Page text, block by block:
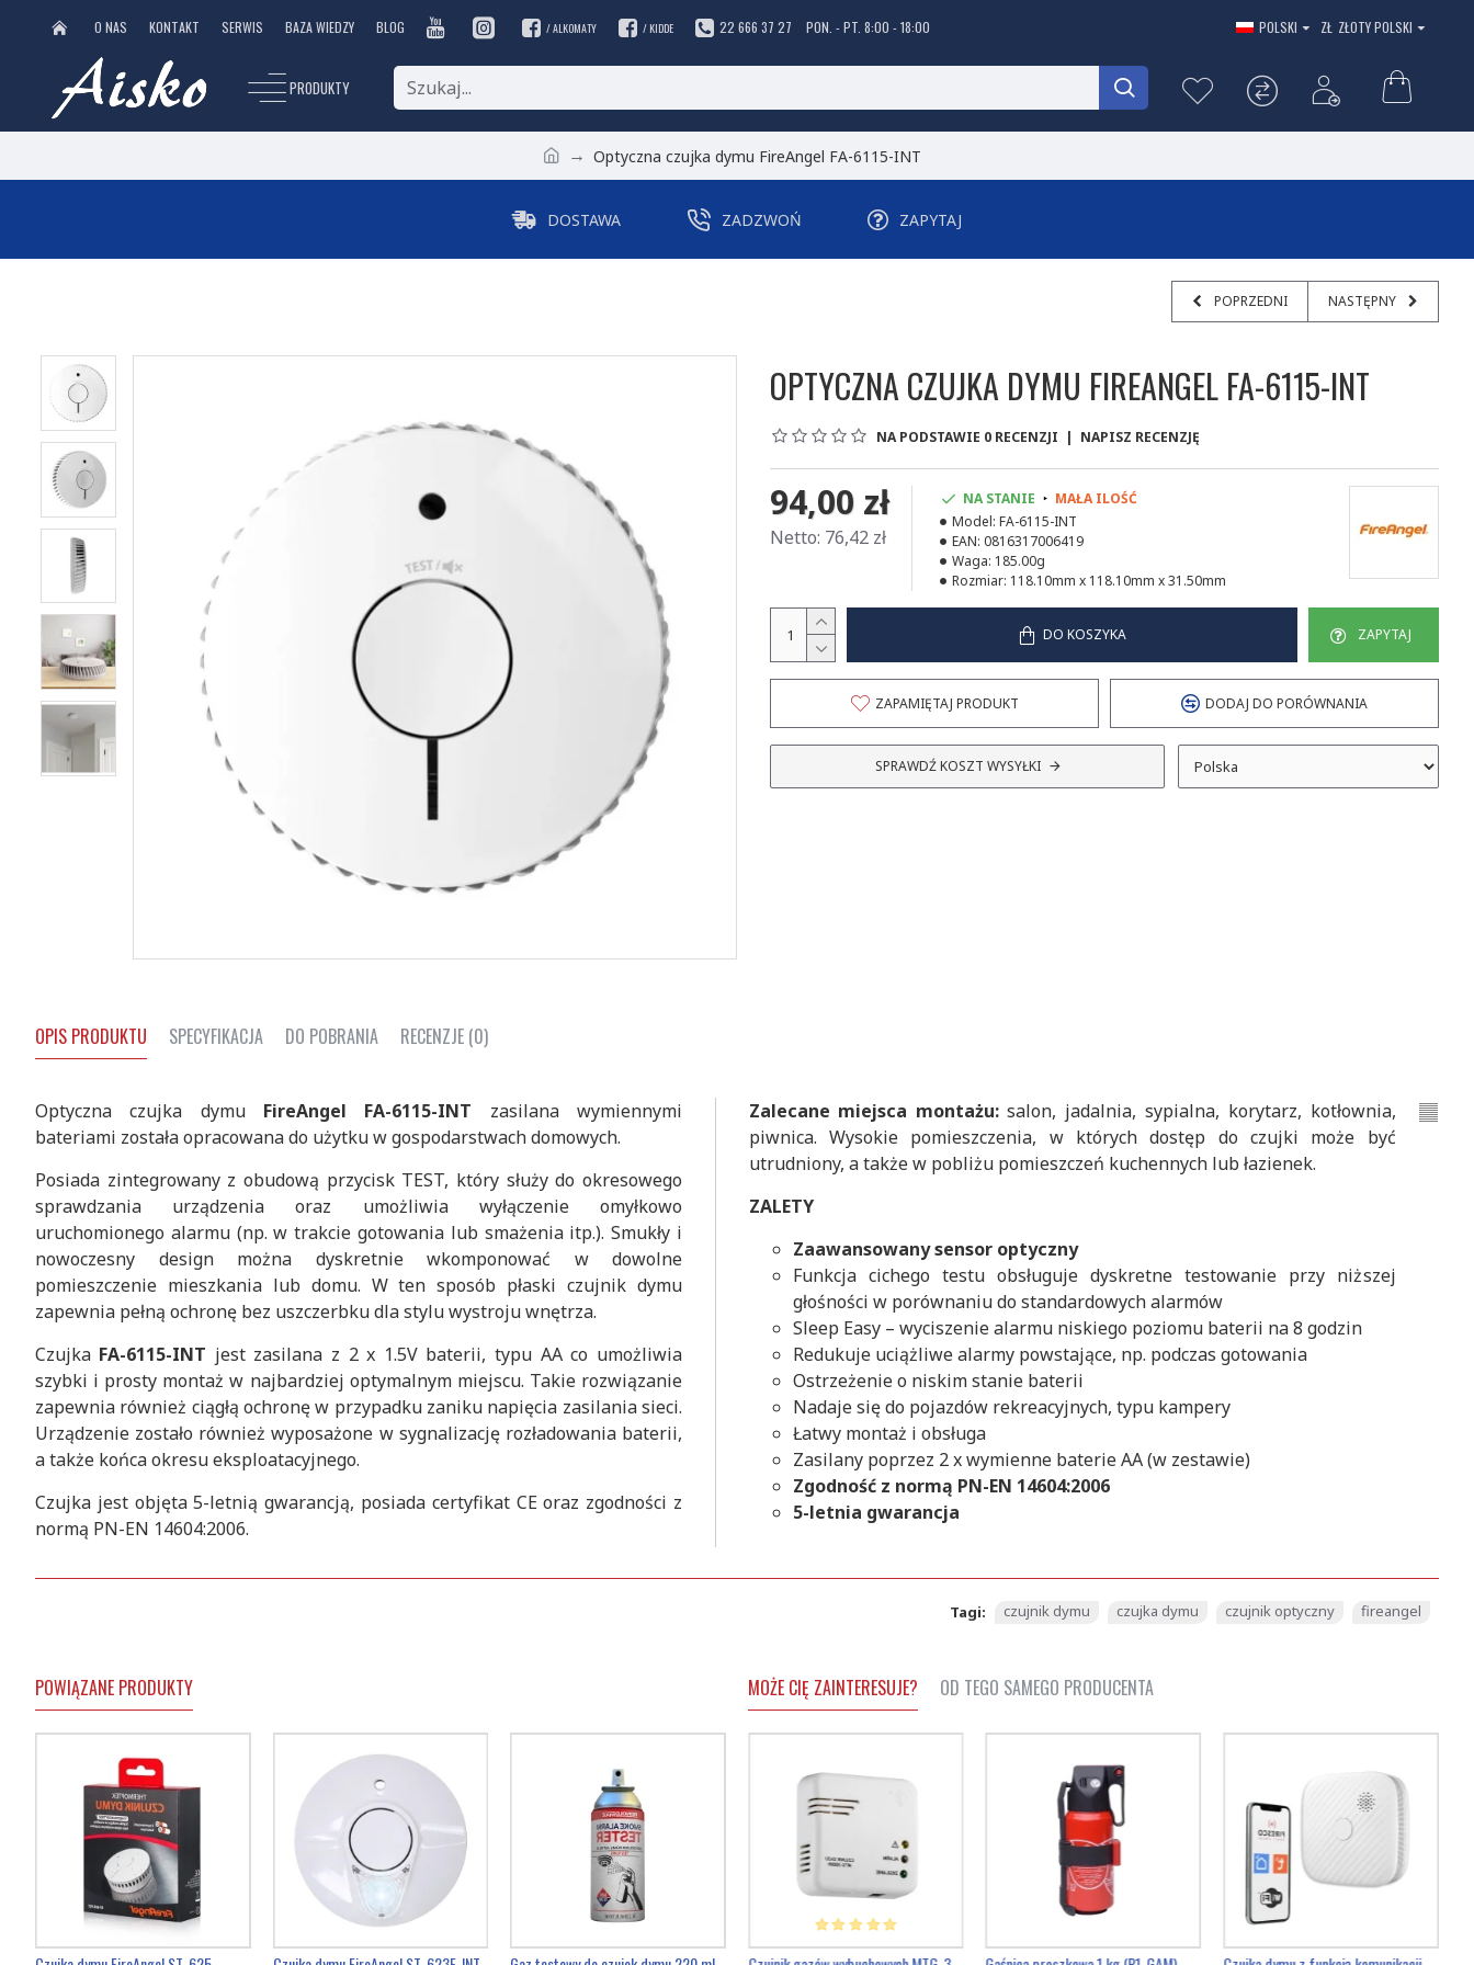
O NAS KONTAKT SERWIS BAZA WIEDZY BLOG / ALKOMATY / KIDDE 22 666 37 27 PON. - PT. 8:00 - 18:00 POLSKI ZŁ ZŁOTY POLSKI
PRODUKTY
Optyczna czujka dymu FireAngel FA-6115-INT
DOSTAWA ZADZWOŃ ZAPYTAJ
POPRZEDNI NASTĘPNY
OPTYCZNA CZUJKA DYMU FIREANGEL FA-6115-INT
NA PODSTAWIE 0 RECENZJI | NAPISZ RECENZJĘ
94,00 zł
Netto: 76,42 zł
NA STANIE
MAŁA ILOŚĆ
Model: FA-6115-INT
EAN: 0816317006419
Waga: 185.00g
Rozmiar: 118.10mm x 118.10mm x 31.50mm
DO KOSZYKA ZAPYTAJ
ZAPAMIĘTAJ PRODUKT DODAJ DO PORÓWNANIA
SPRAWDŹKOSZT WYSYŁKI
OPIS PRODUKTU SPECYFIKACJA DO POBRANIA RECENZJE (0)
Optyczna czujka dymu FireAngel FA-6115-INT zasilana wymiennymi
bateriami została opracowana do użytku w gospodarstwach domowych.
Posiada zintegrowany z obudową przycisk TEST, który służy do okresowego
sprawdzania urządzenia oraz umożliwia wyłączenie omyłkowo
uruchomionego alarmu (np. w trakcie gotowania lub smażenia itp.). Smukły i
nowoczesny design można dyskretnie wkomponować w dowolne
pomieszczenie mieszkania lub domu. W ten sposób płaski czujnik dymu
zapewnia pełną ochronę bez uszczerbku dla stylu wystroju wnętrza.
Czujka FA-6115-INT jest zasilana z 2 x 1.5V baterii, typu AA co umożliwia
szybki i prosty montaż w najbardziej optymalnym miejscu. Takie rozwiązanie
zapewnia również ciągłą ochronę w przypadku zaniku napięcia zasilania sieci.
Urządzenie zostało również wyposażone w sygnalizację rozładowania baterii,
a także końca okresu eksploatacyjnego.
Czujka jest objęta 5-letnią gwarancją, posiada certyfikat CE oraz zgodności z
normą PN-EN 14604:2006.
Zalecane miejsca montażu:salon, jadalnia, sypialna, korytarz, kotłownia,
piwnica. Wysokie pomieszczenia, w których dostęp do czujki może być
utrudniony, a także w pobliżu pomieszczeń kuchennych lub łazienek.
ZALETY
Zaawansowany sensor optyczny
Funkcja cichego testu obsługuje dyskretne testowanie przy niższej
głośności w porównaniu do standardowych alarmów
Sleep Easy – wyciszenie alarmu niskiego poziomu baterii na 8 godzin
Redukuje uciążliwe alarmy powstające, np. podczas gotowania
Ostrzeżenie o niskim stanie baterii
Nadaje się do pojazdów rekreacyjnych, typu kampery
Łatwy montaż i obsługa
Zasilany poprzez 2 x wymienne baterie AA (w zestawie)
Zgodność z normą PN-EN 14604:2006
5-letnia gwarancja
Tagi: czujnik dymu czujka dymu czujnik optyczny fireangel
POWIĄZANE PRODUKTY MOŻE CIĘ ZAINTERESUJE? OD TEGO SAMEGO PRODUCENTA